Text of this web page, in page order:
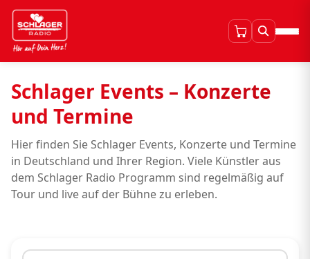
Schlager Events – Konzerte
und Termine
Hier finden Sie Schlager Events, Konzerte und Termine
in Deutschland und Ihrer Region. Viele Künstler aus
dem Schlager Radio Programm sind regelmäßig auf
Tour und live auf der Bühne zu erleben.